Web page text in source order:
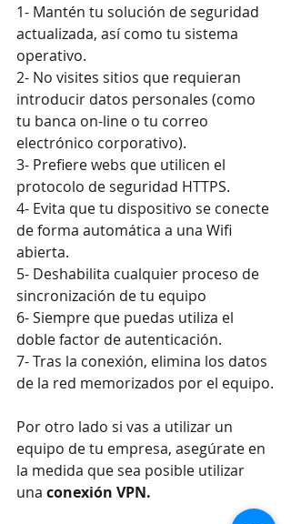
1- Mantén tu solución de seguridad
actualizada, así como tu sistema
operativo.
2- No visites sitios que requieran
introducir datos personales (como
tu banca on-line o tu correo
electrónico corporativo).
3- Prefiere webs que utilicen el
protocolo de seguridad HTTPS.
4- Evita que tu dispositivo se conecte
de forma automática a una Wifi
abierta.
5- Deshabilita cualquier proceso de
sincronización de tu equipo
6- Siempre que puedas utiliza el
doble factor de autenticación.
7- Tras la conexión, elimina los datos
de la red memorizados por el equipo.
Por otro lado si vas a utilizar un
equipo de tu empresa, asegúrate en
la medida que sea posible utilizar
una conexión VPN.